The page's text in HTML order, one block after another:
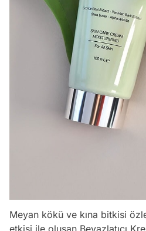
Meyan kökü ve kına bitkisi
etkisi ile oluşan Beyazlatıcı